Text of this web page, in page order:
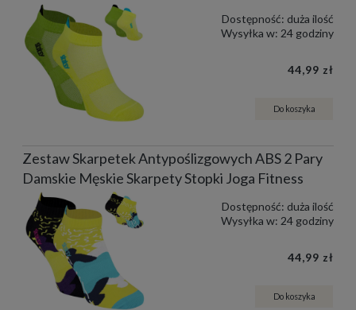
Dostępność: duża ilość
Wysyłka w: 24 godziny
44,99 zł
Do koszyka
Zestaw Skarpetek Antypoślizgowych ABS 2 Pary
Damskie Męskie Skarpety Stopki Joga Fitness
Dostępność: duża ilość
Wysyłka w: 24 godziny
44,99 zł
Do koszyka